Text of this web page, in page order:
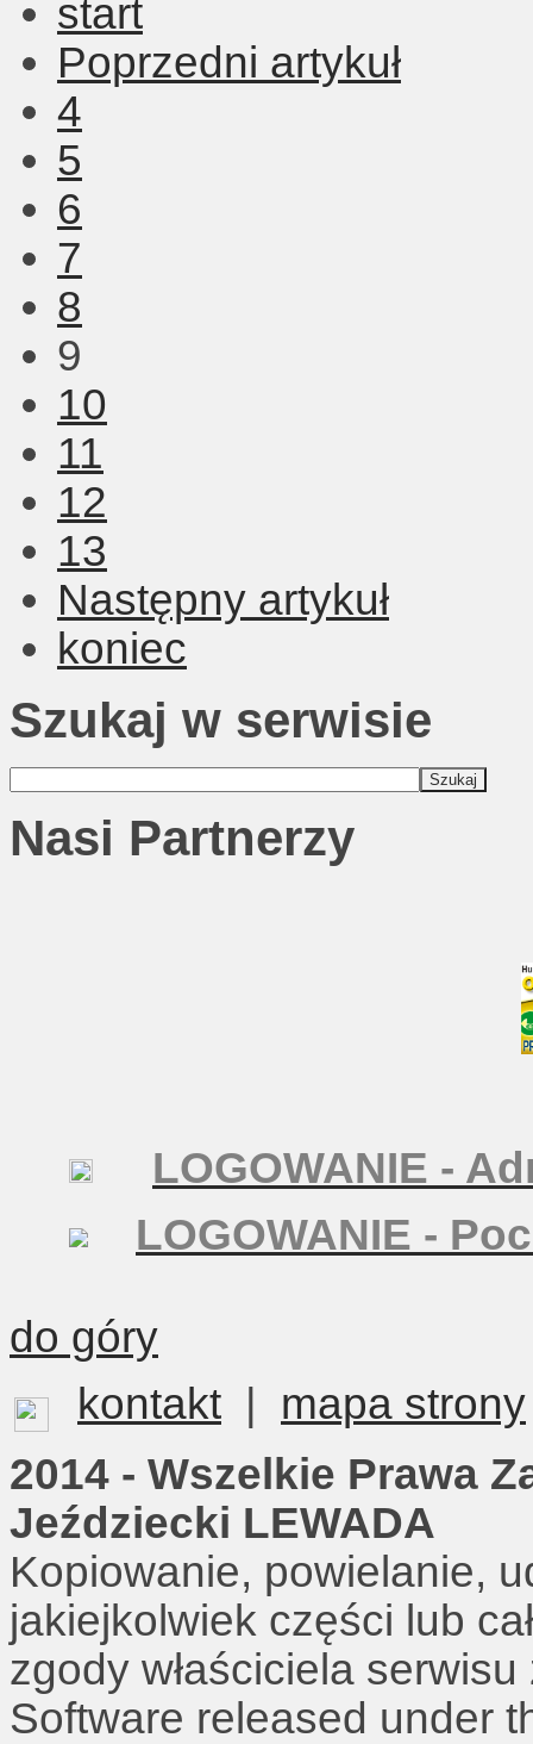
start
Poprzedni artykuł
4
5
6
7
8
9
10
11
12
13
Następny artykuł
koniec
Szukaj w serwisie
Nasi Partnerzy
LOGOWANIE -
LOGOWANIE -
do góry
kontakt
mapa strony
2014 - Wszelkie Prawa
Jeździecki LEWADA
Kopiowanie, powielanie,
jakiejkolwiek części lub
zgody właściciela
Software released under